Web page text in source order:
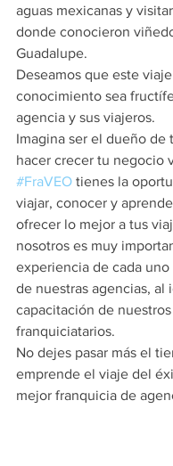
aguas mexicanas y
donde conocieron
Guadalupe.
Deseamos que este
conocimiento sea
agencia y sus viajeros.
Imagina ser el dueño de
hacer crecer tu negocio
#FraVEO tienes la
viajar, conocer y
ofrecer lo mejor a tus
nosotros es muy
experiencia de cada
de nuestras agencias, al
capacitación de nuestros
franquiciatarios.
No dejes pasar más el
emprende el viaje del
mejor franquicia de